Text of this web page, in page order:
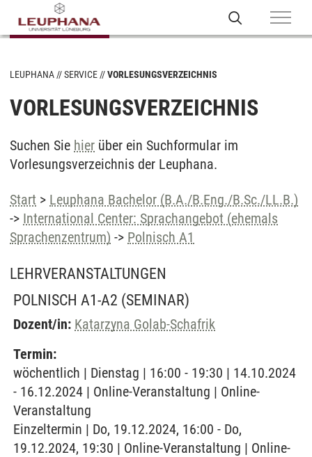
LEUPHANA SERVICE VORLESUNGSVERZEICHNIS
VORLESUNGSVERZEICHNIS
Suchen Sie hier über ein Suchformular im
Vorlesungsverzeichnis der Leuphana.
Start > Leuphana Bachelor (B.A./B.Eng./B.Sc./LL.B.)
-> International Center: Sprachangebot (ehemals
Sprachenzentrum) -> Polnisch A1
LEHRVERANSTALTUNGEN
POLNISCH A1-A2 (SEMINAR)
Dozent/in: Katarzyna Golab-Schafrik
Termin:
wöchentlich | Dienstag | 16:00 - 19:30 | 14.10.2024
- 16.12.2024 | Online-Veranstaltung | Online-
Veranstaltung
Einzeltermin | Do, 19.12.2024, 16:00 - Do,
19.12.2024, 19:30 | Online-Veranstaltung | Online-